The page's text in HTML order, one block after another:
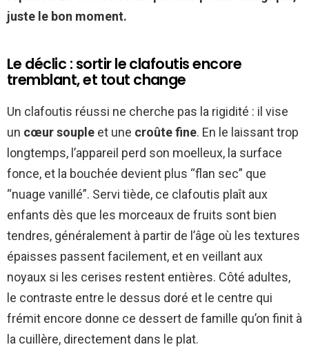
juste le bon moment.
Le déclic : sortir le clafoutis encore
tremblant, et tout change
Un clafoutis réussi ne cherche pas la rigidité : il vise
un cœur souple et une croûte fine. En le laissant trop
longtemps, l’appareil perd son moelleux, la surface
fonce, et la bouchée devient plus “flan sec” que
“nuage vanillé”. Servi tiède, ce clafoutis plaît aux
enfants dès que les morceaux de fruits sont bien
tendres, généralement à partir de l’âge où les textures
épaisses passent facilement, et en veillant aux
noyaux si les cerises restent entières. Côté adultes,
le contraste entre le dessus doré et le centre qui
frémit encore donne ce dessert de famille qu’on finit à
la cuillère, directement dans le plat.